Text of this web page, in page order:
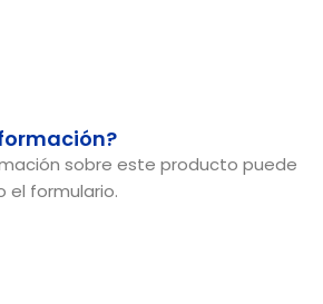
sobre este producto puede
el formulario.